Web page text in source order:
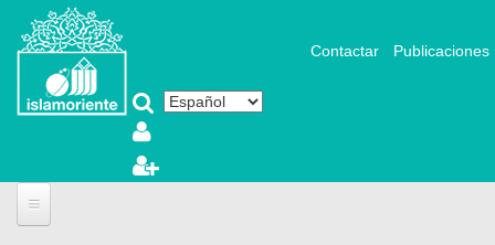
Pasar al contenido principal
Contactar Publicaciones